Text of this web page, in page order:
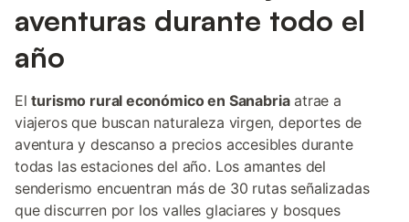
aventuras durante todo el
año
Elturismo rural económico en Sanabriaatrae a
viajeros que buscan naturaleza virgen, deportes de
aventura y descanso a precios accesibles durante
todas las estaciones del año. Los amantes del
senderismo encuentran más de 30 rutas señalizadas
que discurren por los valles glaciares y bosques